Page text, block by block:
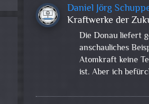
Daniel Jörg
Kraftwerke der
Die Donau liefert
anschauliches
Atomkraft keine
ist. Aber ich